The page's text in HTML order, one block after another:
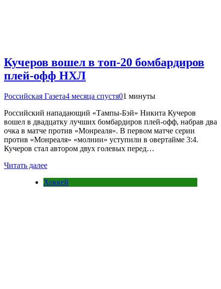
Кучеров вошел в топ-20 бомбардиров
плей-офф НХЛ
Российская Газета4 месяца спустя01 минуты
Российский нападающий «Тампы-Бэй» Никита Кучеров
вошел в двадцатку лучших бомбардиров плей-офф, набрав два
очка в матче против «Монреаля». В первом матче серии
против «Монреаля» «молнии» уступили в овертайме 3:4.
Кучеров стал автором двух голевых перед…
Читать далее
Хоккей